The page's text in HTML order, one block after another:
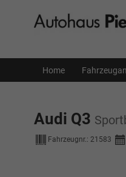
Home
Audi Q3
Fahrzeugnr.: 21583